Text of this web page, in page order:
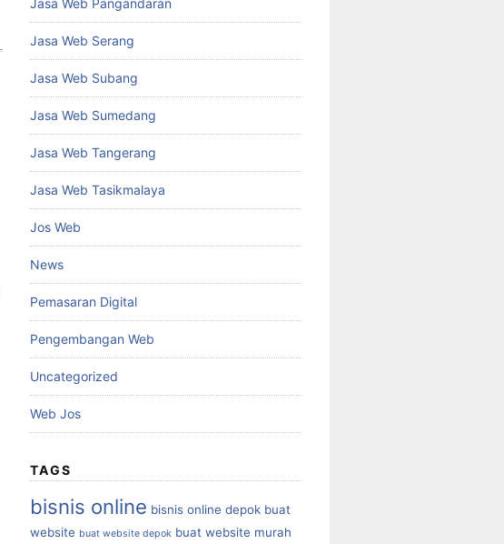
Jasa Web Serang
Jasa Web Subang
Jasa Web Sumedang
Jasa Web Tangerang
Jasa Web Tasikmalaya
Jos Web
News
Pemasaran Digital
Pengembangan Web
Uncategorized
Web Jos
TAGS
bisnis online bisnis online depok buat
website buat website depok buat website murah